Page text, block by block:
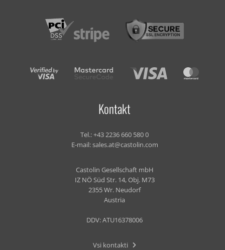
Kontakt
Tel.:+43 2236 660 580 0
E-mail:sales.at@castolin.com
Castolin Gesellschaft mbH
IZ NÖ Süd Str. 14, Obj. M73
2355 Wr. Neudorf
Austria
DDV: ATU16378006
Vsi kontakti